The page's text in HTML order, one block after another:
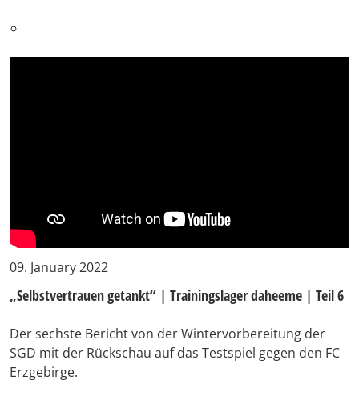
09. January 2022
„Selbstvertrauen getankt“ | Trainingslager daheeme | Teil 6
Der sechste Bericht von der Wintervorbereitung der
SGD mit der Rückschau auf das Testspiel gegen den FC
Erzgebirge.